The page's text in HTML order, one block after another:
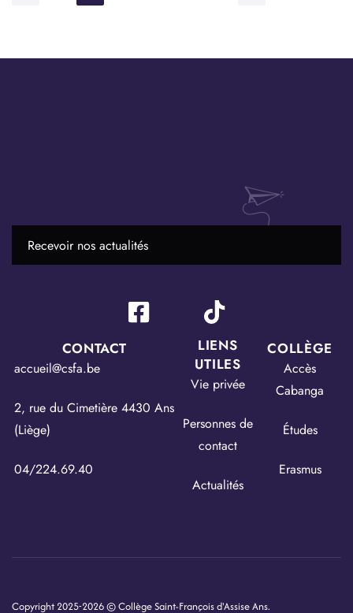
LIENS
UTILES
Vie privée
Personnes de
contact
Actualités
COLLÈGE
Accès
Cabanga
Études
Erasmus
CONTACT
accueil@csfa.be
2, rue du Cimetière 4430 Ans
(Liège)
04/224.69.40
Copyright 2025-2026 © Collège Saint-François d'Assise Ans.